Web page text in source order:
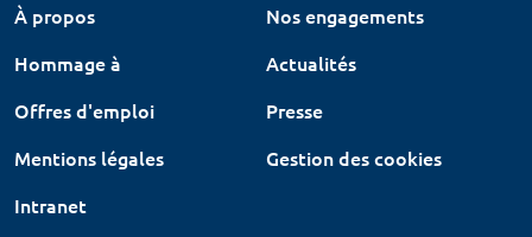
À propos
Nos engagements
Hommage à
Actualités
Offres d'emploi
Presse
Mentions légales
Gestion des cookies
Intranet